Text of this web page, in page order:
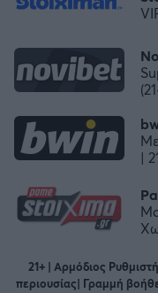
|
21+ | Αρμόδιος
περιουσίας| Γραμμή